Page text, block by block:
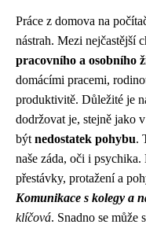
Práce z domova na
nástrah. Mezi nejčastější
pracovního a osobního
domácími pracemi,
produktivitě. Důležité je
dodržovat je, stejně jako
být nedostatek pohybu.
naše záda, oči i
přestávky, protažení a
Komunikace s kolegy a
klíčová. Snadno se může